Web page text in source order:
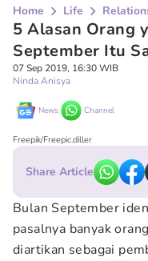
Home Life
5 Alasan Orang
September Itu
07 Sep 2019, 16:30 WIB
Ninda Anisya
News Channel
Freepik/Freepic.diller
Share Article
Bulan September
pasalnya banyak
diartikan sebagai